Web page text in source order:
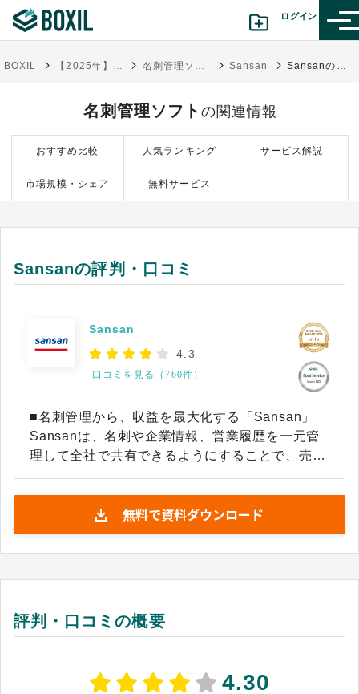
ログイン
診断から探す(β版)
記事から探す
BOXIL 【2025年】名刺管理ソフト比較！iPhone・Androidアプリと無料ツール 名刺管理ソフト Sansan Sansanの評判・口コミ
名刺管理ソフトの関連情報
おすすめ比較 人気ランキング サービス解説
市場規模・シェア 無料サービス
Sansanの評判・口コミ
Sansan
4.3
口コミを見る（760件）
■名刺管理から、収益を最大化する「Sansan」
Sansanは、名刺や企業情報、営業履歴を一元管
理して全社で共有できるようにすることで、売上
タベースです。
無料で資料ダウンロード
評判・口コミの概要
4.30